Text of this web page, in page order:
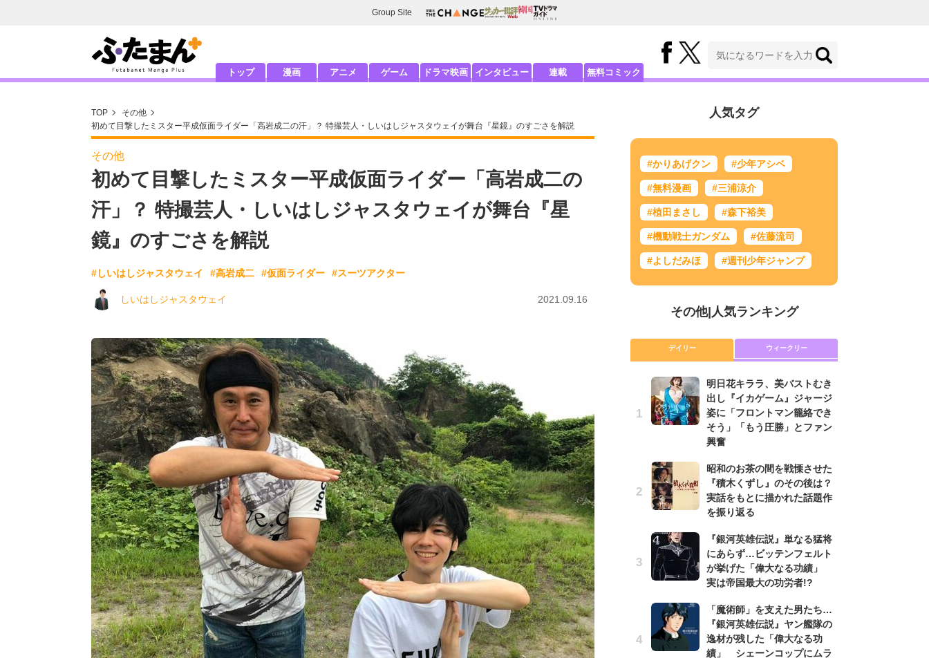
Group Site
トップ 漫画 アニメ ゲーム ドラマ映画 インタビュー 連載 無料コミック
TOP
その他
初めて目撃したミスター平成仮面ライダー「高岩成二の汗」？ 特撮芸人・しいはしジャスタウェイが舞台『星鏡』のすごさを解説
その他
初めて目撃したミスター平成仮面ライダー「高岩成二の
汗」？ 特撮芸人・しいはしジャスタウェイが舞台『星
鏡』のすごさを解説
#しいはしジャスタウェイ #高岩成二 #仮面ライダー #スーツアクター
しいはしジャスタウェイ 2021.09.16
人気タグ
#かりあげクン #少年アシベ
#無料漫画 #三浦涼介
#植田まさし #森下裕美
#機動戦士ガンダム #佐藤流司
#よしだみほ #週刊少年ジャンプ
その他| 人気ランキング
デイリー ウィークリー
明日花キララ、美バストむき
出し『イカゲーム』ジャージ
姿に「フロントマン籠絡でき
そう」「もう圧勝」とファン
興奮
昭和のお茶の間を戦慄させた
『積木くずし』のその後は？
実話をもとに描かれた話題作
を振り返る
『銀河英雄伝説』単なる猛将
にあらず…ビッテンフェルト
が挙げた「偉大なる功績」
実は帝国最大の功労者!?
「魔術師」を支えた男たち…
『銀河英雄伝説』ヤン艦隊の
逸材が残した「偉大なる功
績」 シェーンコップにムラ